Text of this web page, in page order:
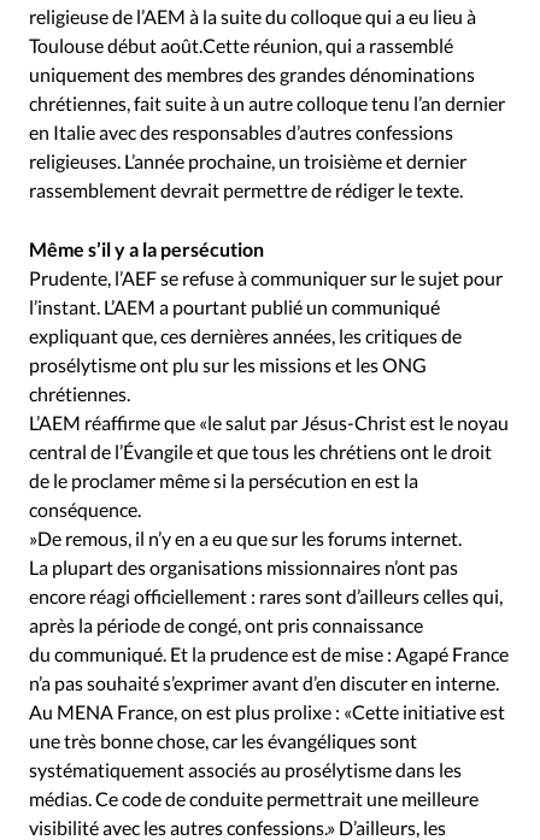
religieuse de l’AEM à la suite du colloque qui a eu lieu à
Toulouse début août.Cette réunion, qui a rassemblé
uniquement des membres des grandes dénominations
chrétiennes, fait suite à un autre colloque tenu l’an dernier
en Italie avec des responsables d’autres confessions
religieuses. L’année prochaine, un troisième et dernier
rassemblement devrait permettre de rédiger le texte.
Même s’il y a la persécution
Prudente, l’AEF se refuse à communiquer sur le sujet pour
l’instant. L’AEM a pourtant publié un communiqué
expliquant que, ces dernières années, les critiques de
prosélytisme ont plu sur les missions et les ONG
chrétiennes.
L’AEM réaffirme que «le salut par Jésus-Christ est le noyau
central de l’Évangile et que tous les chrétiens ont le droit
de le proclamer même si la persécution en est la
conséquence.
»De remous, il n’y en a eu que sur les forums internet.
La plupart des organisations missionnaires n’ont pas
encore réagi officiellement : rares sont d’ailleurs celles qui,
après la période de congé, ont pris connaissance
du communiqué. Et la prudence est de mise : Agapé France
n’a pas souhaité s’exprimer avant d’en discuter en interne.
Au MENA France, on est plus prolixe : «Cette initiative est
une très bonne chose, car les évangéliques sont
systématiquement associés au prosélytisme dans les
médias. Ce code de conduite permettrait une meilleure
visibilité avec les autres confessions.» D’ailleurs, les